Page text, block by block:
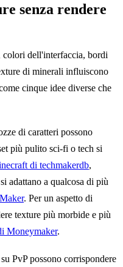
senza rendere
dell'interfaccia, bordi
di minerali influiscono
cinque idee diverse che
di caratteri possono
più pulito sci-fi o tech si
di techmakerdb,
adattano a qualcosa di più
. Per un aspetto di
texture più morbide e più
Moneymaker.
PvP possono corrispondere